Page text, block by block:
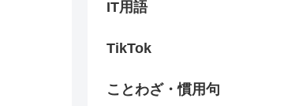
IT用語
TikTok
ことわざ・慣用句